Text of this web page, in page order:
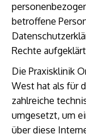
betroffene
Rechte
Die Praxisklinik
West hat als für
zahlreiche
umgesetzt, um
über diese